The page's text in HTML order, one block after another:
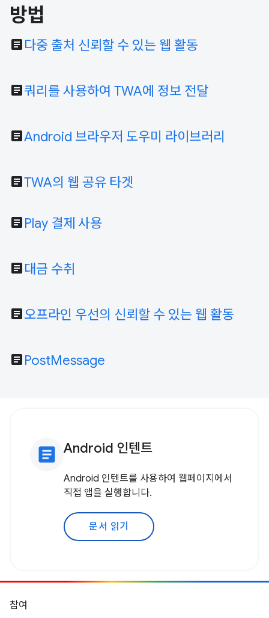
방법
article 다중 출처 신뢰할 수 있는 웹 활동
article쿼리를 사용하여 TWA에 정보 전달
articleAndroid 브라우저 도우미 라이브러리
articleTWA의 웹 공유 타겟
article Play 결제 사용
article 대금 수취
article오프라인 우선의 신뢰할 수 있는 웹 활동
article PostMessage
article Android 인텐트
Android 인텐트를 사용하여 웹페이지에서
직접 앱을 실행합니다.
문서 읽기
참여